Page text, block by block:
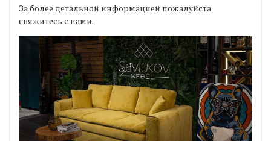
За более детальной информацией пожалуйста
свяжитесь с нами.